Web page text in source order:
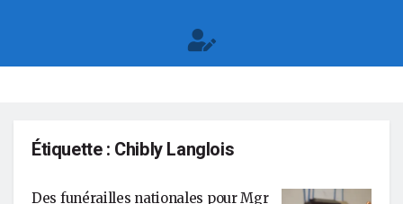
Étiquette : Chibly Langlois
Des funérailles nationales pour Mgr